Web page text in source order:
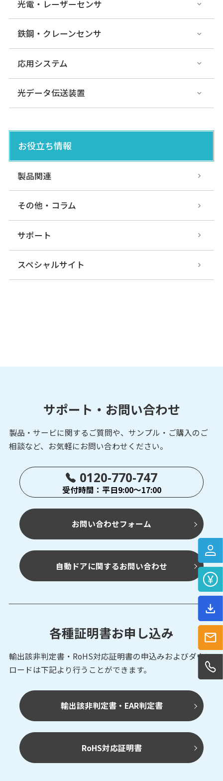
光電・レーザーセンサ
鉄鋼・クレーンセンサ
応用システム
光データ伝送装置
お役立ち情報
製品関連
その他・コラム
サポート
スペシャルサイト
サポート・お問い合わせ
製品・サービに関するご質問や、サンプル・ご購入の ご
相談など、お気軽にお問い合わせください。
0120-770-747
受付時間：平日9:00～17:00
お問い合わせフォーム
自動ドアに関するお問い合わせ
各種証明書お申し込み
輸出該非判定書・RoHS対応証明書の申込みおよびダウン
ロードは下記より行うことができます。
輸出該非判定書・EAR判定書
RoHS対応証明書